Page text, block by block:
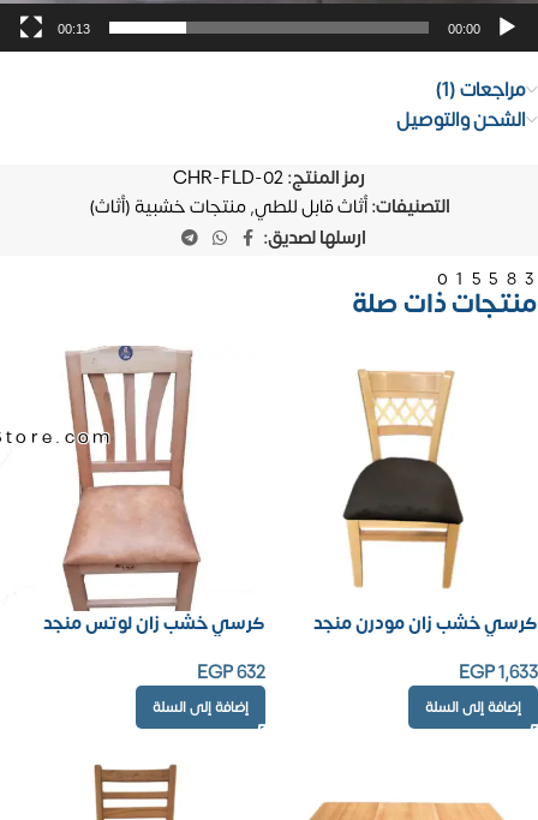
00:00
00:13
مراجعات (1)
الشحن والتوصيل
رمز المنتج:CHR-FLD-02
التصنيفات:أثاث قابل للطي,منتجات خشبية (أثاث)
ارسلها لصديق:
منتجات ذات صلة
كرسي خشب زان مودرن منجد
EGP1,633
إضافة إلى السلة
كرسي خشب زان لوتس منجد
EGP632
إضافة إلى السلة